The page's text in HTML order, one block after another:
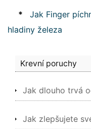
*
Jak Finger
hladiny železa
Krevní poruchy
Jak dlouho trvá
Jak zlepšujete